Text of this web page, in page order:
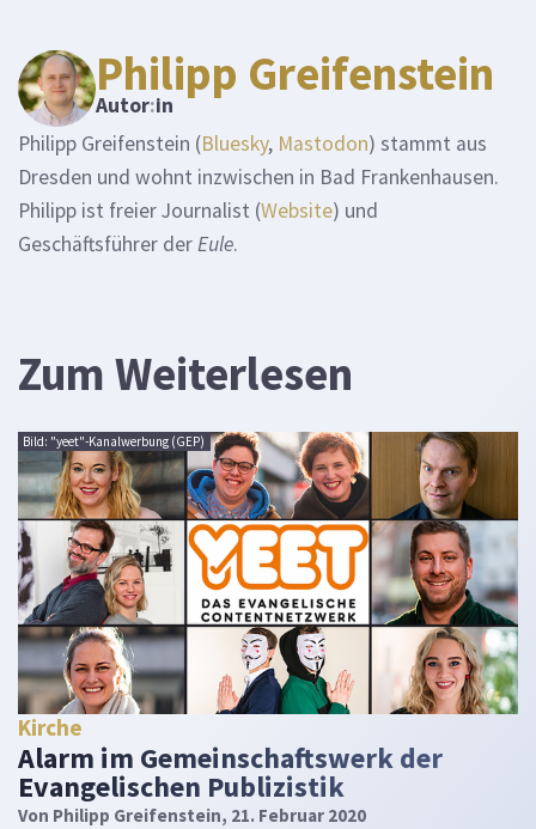
Philipp Greifenstein
Autor:in
Philipp Greifenstein (Bluesky, Mastodon) stammt aus
Dresden und wohnt inzwischen in Bad Frankenhausen.
Philipp ist freier Journalist (Website) und
Geschäftsführer derEule.
Zum Weiterlesen
Bild: "yeet"-Kanalwerbung (GEP)
Kirche
Alarm im Gemeinschaftswerk der
Evangelischen Publizistik
Von Philipp Greifenstein, 21. Februar 2020